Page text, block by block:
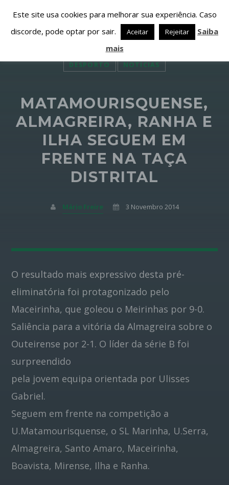
PESQUISAR NESTE WEBSITE:
PARTILHAR ESTA PÁGINA EM:
Twitter
Pinterest
DESPORTO NOTÍCIAS
MATAMOURISQUENSE,
ALMAGREIRA, RANHA E
ILHA SEGUEM EM
FRENTE NA TAÇA
DISTRITAL
Mário Freire 3 Novembro 2014
O resultado mais expressivo desta pré-
eliminatória foi protagonizado pelo
Maceirinha, que goleou o Meirinhas por 9-0.
Saliência para a vitória da Almagreira sobre o
Outeirense por 2-1. O líder da série B foi
surpreendido
pela jovem equipa orientada por Ulisses
Gabriel.
Seguem em frente na competição a
U.Matamourisquense, o SL Marinha, U.Serra,
Almagreira, Santo Amaro, Maceirinha,
Boavista, Mirense, Ilha e Ranha.
Este site usa cookies para melhorar sua experiência. Caso
discorde, pode optar por sair.
Aceitar Rejeitar
Saiba
mais